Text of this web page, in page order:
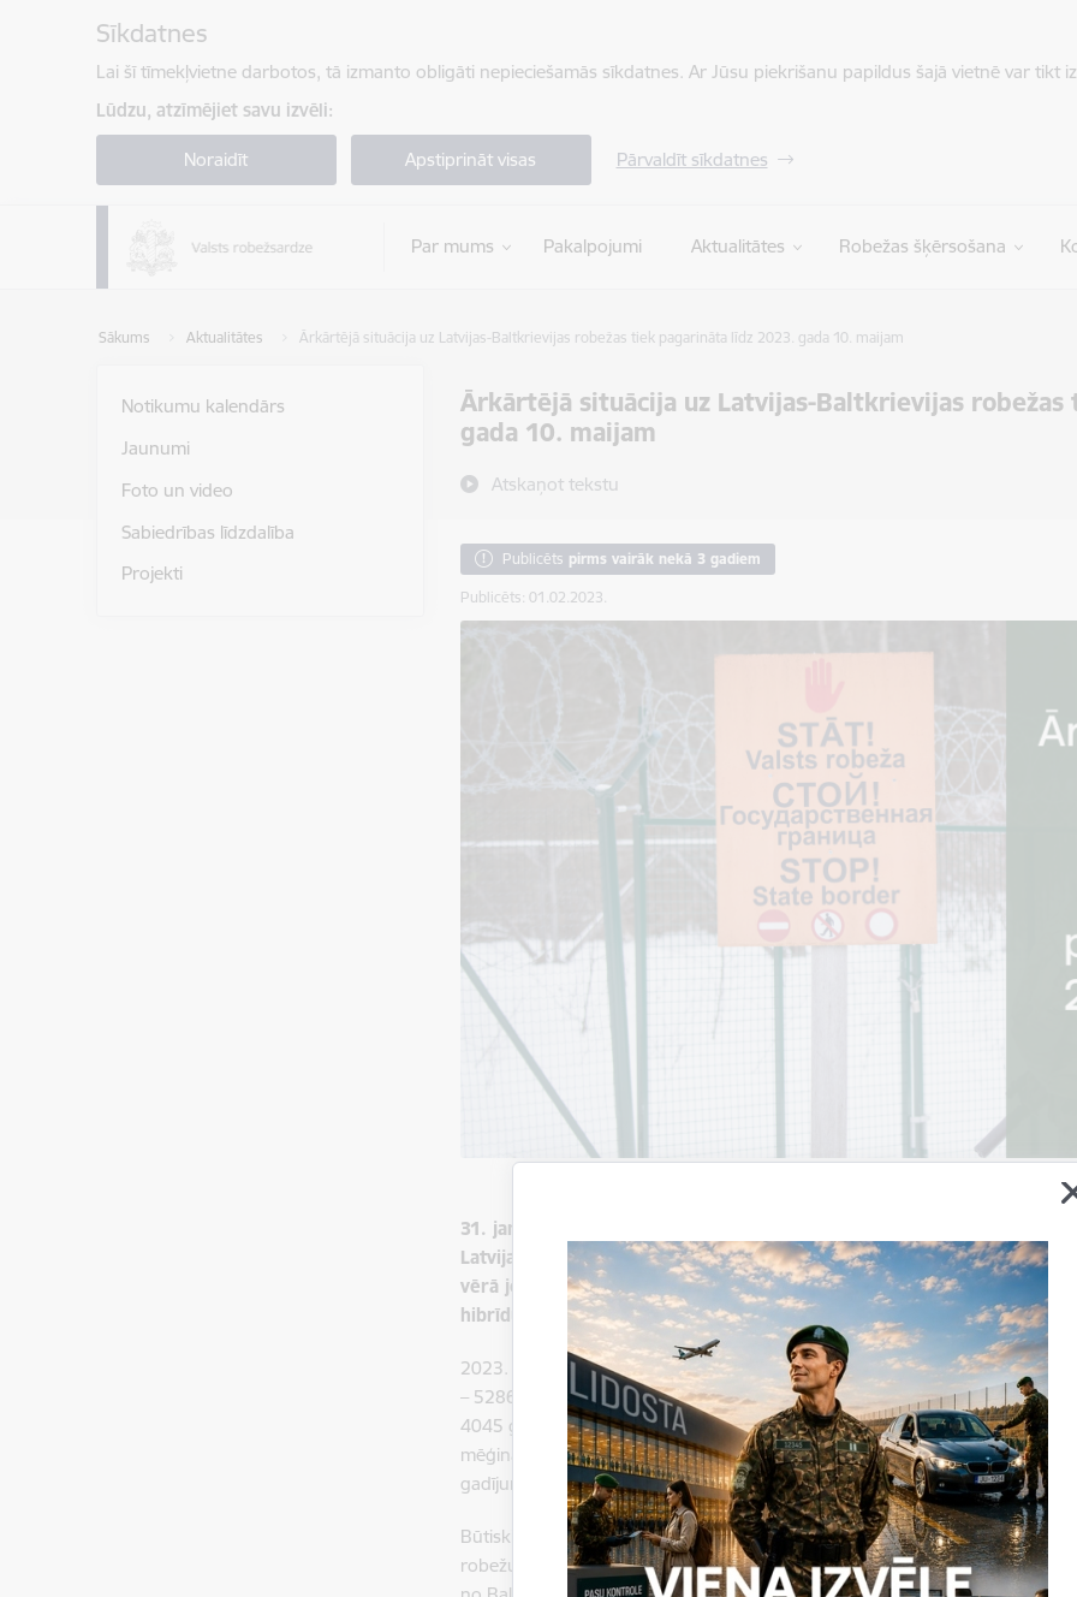
Sīkdatnes
Lai šī tīmekļvietne darbotos, tā izmanto obligāti nepieciešamās sīkdatnes. Ar Jūsu piekrišanu papildus šajā vietnē var tikt
Lūdzu, atzīmējiet savu izvēli:
Noraidīt Apstiprināt visas Pārvaldīt sīkdatnes
Par mums Pakalpojumi Aktualitātes Robežas šķērsošana
Sākums Aktualitātes Ārkārtējā situācija uz Latvijas-Baltkrievijas robežas tiek pagarināta līdz 2023. gada 10. maijam
Ārkārtējā situācija uz Latvijas-Baltkrievijas
gada 10. maijam
Atskaņot tekstu
Notikumu kalendārs
Jaunumi
Foto un video
Sabiedrības līdzdalība
Projekti
Publicēts pirms vairāk nekā 3 gadiem
Publicēts: 01.02.2023.
31. janvārī Ministru kabinets atbalstīja ārkārtējās situācijas
Latvijas–Baltkrievijas robežas Ludzas, Krāslavas, Augšdaugavas
vērā joprojām pastāvošos riskus saistībā ar nelegālo migrāciju un
hibrīduzbrukumiem uz Latvijas–Baltkrievijas robežas.
2023. gada janvārī kopā no valsts robežas nelikumīgas šķērsošanas
– 5286 gadījumos, kā arī no 2021. gada 11. augusta no valsts robežas
4045 gadījumos. Norādāms, ka no 2022. gada novembra ir palielinājies
mēģinājumu skaits, proti, novembra mēnesī no valsts robežas nelikumīgas
gadījumos, decembra mēnesī – 1053 gadījumos.
Būtiski vērā ņemams apstāklis ir tas, ka Polija ir pabeigusi pastāvīgā žoga
robežu, savukārt uz Lietuvas–Baltkrievijas robežas jau noris pastāvīgā žoga